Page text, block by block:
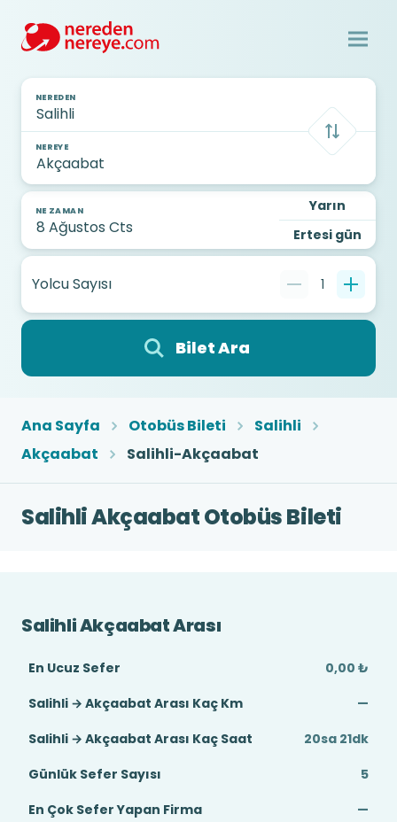
NEREDEN
NEREYE
NE ZAMAN
Yarın
Ertesi gün
Yolcu Sayısı 1
Bilet Ara
Ana Sayfa Otobüs Bileti
Salihli
Akçaabat
Salihli-Akçaabat
Salihli Akçaabat Otobüs Bileti
Salihli Akçaabat Arası
En Ucuz Sefer
0,00 ₺
Salihli → Akçaabat Arası Kaç Km
—
Salihli → Akçaabat Arası Kaç Saat
20sa 21dk
Günlük Sefer Sayısı
5
En Çok Sefer Yapan Firma
—